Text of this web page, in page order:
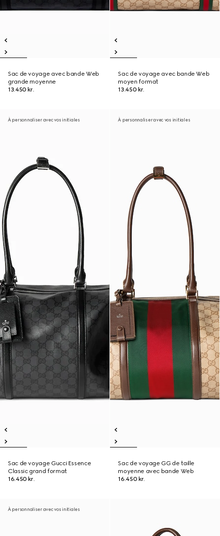
Sac de voyage avec bande Web
grande moyenne
13.450 kr.
Sac de voyage avec bande Web
moyen format
13.450 kr.
À personnaliser avec vos initiales
Sac de voyage Gucci Essence
Classic grand format
16.450 kr.
À personnaliser avec vos initiales
Sac de voyage GG de taille
moyenne avec bande Web
16.450 kr.
À personnaliser avec vos initiales